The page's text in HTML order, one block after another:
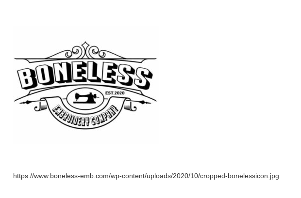
https://www.boneless-emb.com/wp-content/uploads/2020/10/cropped-bonelessicon.jpg